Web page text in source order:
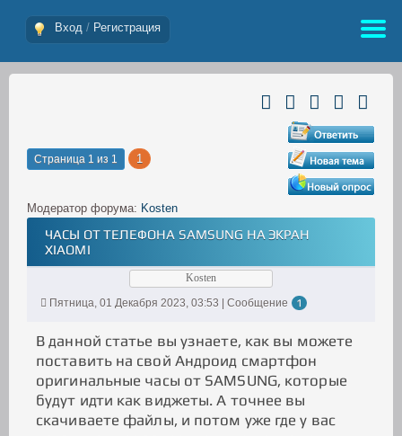
Вход / Регистрация
Страница 1 из 1 1
Модератор форума: Kosten
ЧАСЫ ОТ ТЕЛЕФОНА SAMSUNG НА ЭКРАН
XIAOMI
Kosten
Пятница, 01 Декабря 2023, 03:53 | Сообщение
1
В данной статье вы узнаете, как вы можете
поставить на свой Андроид смартфон
оригинальные часы от SAMSUNG, которые
будут идти как виджеты. А точнее вы
скачиваете файлы, и потом уже где у вас